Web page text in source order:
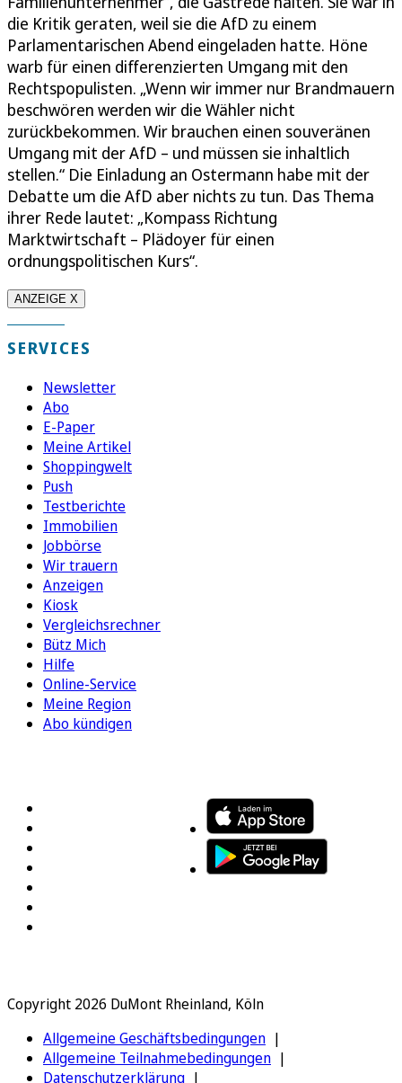
die Kritik geraten, weil sie die AfD zu einem
Parlamentarischen Abend eingeladen hatte. Höne
warb für einen differenzierten Umgang mit den
Rechtspopulisten. „Wenn wir immer nur Brandmauern
beschwören werden wir die Wähler nicht
zurückbekommen. Wir brauchen einen souveränen
Umgang mit der AfD – und müssen sie inhaltlich
stellen.“ Die Einladung an Ostermann habe mit der
Debatte um die AfD aber nichts zu tun. Das Thema
ihrer Rede lautet: „Kompass Richtung
Marktwirtschaft – Plädoyer für einen
ordnungspolitischen Kurs“.
ANZEIGE X
SERVICES
Newsletter
Abo
E-Paper
Meine Artikel
Shoppingwelt
Push
Testberichte
Immobilien
Jobbörse
Wir trauern
Anzeigen
Kiosk
Vergleichsrechner
Bütz Mich
Hilfe
Online-Service
Meine Region
Abo kündigen
Copyright 2026 DuMont Rheinland, Köln
Allgemeine Geschäftsbedingungen
Allgemeine Teilnahmebedingungen
Datenschutzerklärung